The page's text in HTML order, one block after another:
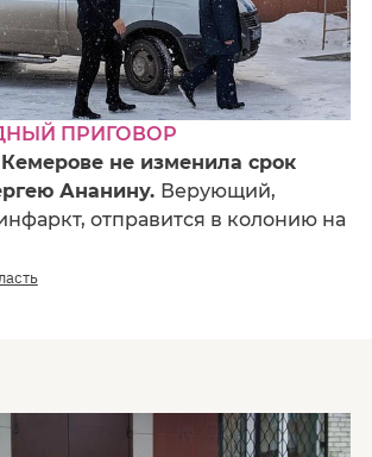
ПРИГОВОР
не изменила срок
Ананину. Верующий,
отправится в колонию на